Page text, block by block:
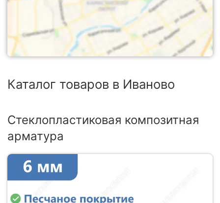
Каталог товаров в Иваново
Стеклопластиковая композитная
арматура